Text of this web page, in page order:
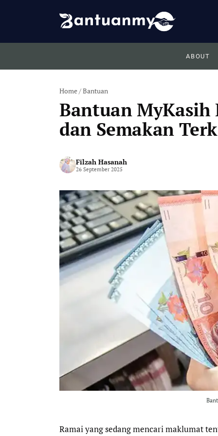
ABOUT
Home/Bantuan
Bantuan MyKasih
dan Semakan
Filzah Hasanah
26 September 2025
Ramai yang sedang mencari maklumat